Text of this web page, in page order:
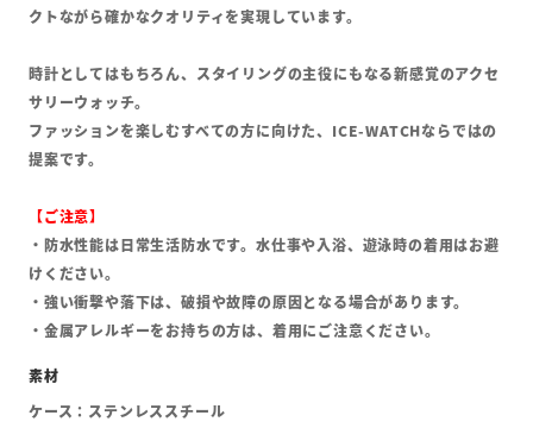
クトながら確かなクオリティを実現しています。
時計としてはもちろん、スタイリングの主役にもなる新感覚のアクセ
サリーウォッチ。
ファッションを楽しむすべての方に向けた、ICE-WATCHならではの
提案です。
【ご注意】
・防水性能は日常生活防水です。水仕事や入浴、遊泳時の着用はお避
けください。
・強い衝撃や落下は、破損や故障の原因となる場合があります。
・金属アレルギーをお持ちの方は、着用にご注意ください。
ケース：ステンレススチール